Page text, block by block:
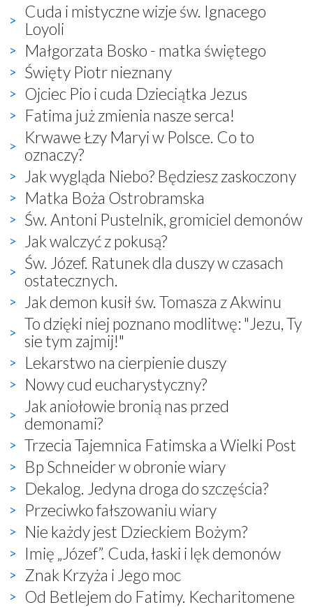
Cuda i mistyczne wizje św. Ignacego
Loyoli
Małgorzata Bosko - matka świętego
Święty Piotr nieznany
Ojciec Pio i cuda Dzieciątka Jezus
Fatima już zmienia nasze serca!
Krwawe Łzy Maryi w Polsce. Co to
oznaczy?
Jak wygląda Niebo? Będziesz zaskoczony
Matka Boża Ostrobramska
Św. Antoni Pustelnik, gromiciel demonów
Jak walczyć z pokusą?
Św. Józef. Ratunek dla duszy w czasach
ostatecznych.
Jak demon kusił św. Tomasza z Akwinu
To dzięki niej poznano modlitwę: "Jezu, Ty
sie tym zajmij!"
Lekarstwo na cierpienie duszy
Nowy cud eucharystyczny?
Jak aniołowie bronią nas przed
demonami?
Trzecia Tajemnica Fatimska a Wielki Post
Bp Schneider w obronie wiary
Dekalog. Jedyna droga do szczęścia?
Przeciwko fałszowaniu wiary
Nie każdy jest Dzieckiem Bożym?
Imię „Józef”. Cuda, łaski i lęk demonów
Znak Krzyża i Jego moc
Od Betlejem do Fatimy. Kecharitomene